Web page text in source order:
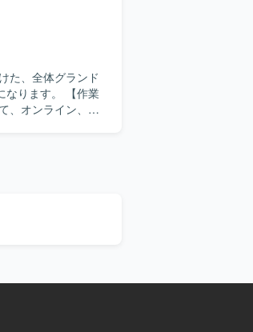
などを
Hub、
よるIaC実装、
CI/CDパイプライ
続するクラウド側
ト監視などの運用
用性、コストのト
ッチするポジシ
できるため、クラ
ュリティサービ
た、全体グランド
。 【作業
、オンライン、バ
後は、具体的な
スト等）やデータ